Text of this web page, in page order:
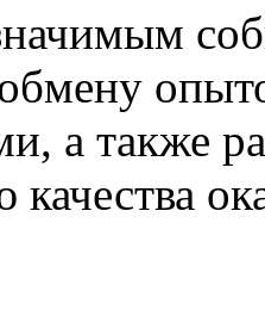
обмену
а также
качества